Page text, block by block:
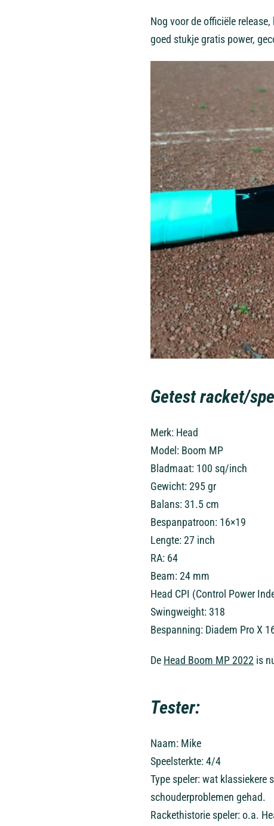
Nog voor de officiële
goed stukje gratis power,
Getest racket/
Merk: Head
Model: Boom MP
Bladmaat: 100 sq/inch
Gewicht: 295 gr
Balans: 31.5 cm
Bespanpatroon: 16×19
Lengte: 27 inch
RA: 64
Beam: 24 mm
Head CPI (Control Power
Swingweight: 318
Bespanning: Diadem Pro X
De Head Boom MP 2022 is
Tester:
Naam: Mike
Speelsterkte: 4/4
Type speler: wat klassiekere
schouderproblemen gehad.
Rackethistorie speler: o.a.